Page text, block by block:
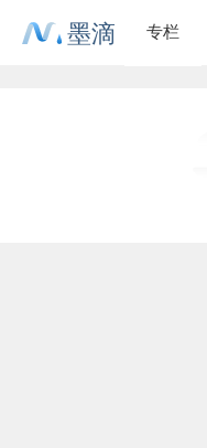
墨滴 专栏